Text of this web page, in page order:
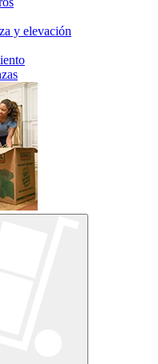
y elevación